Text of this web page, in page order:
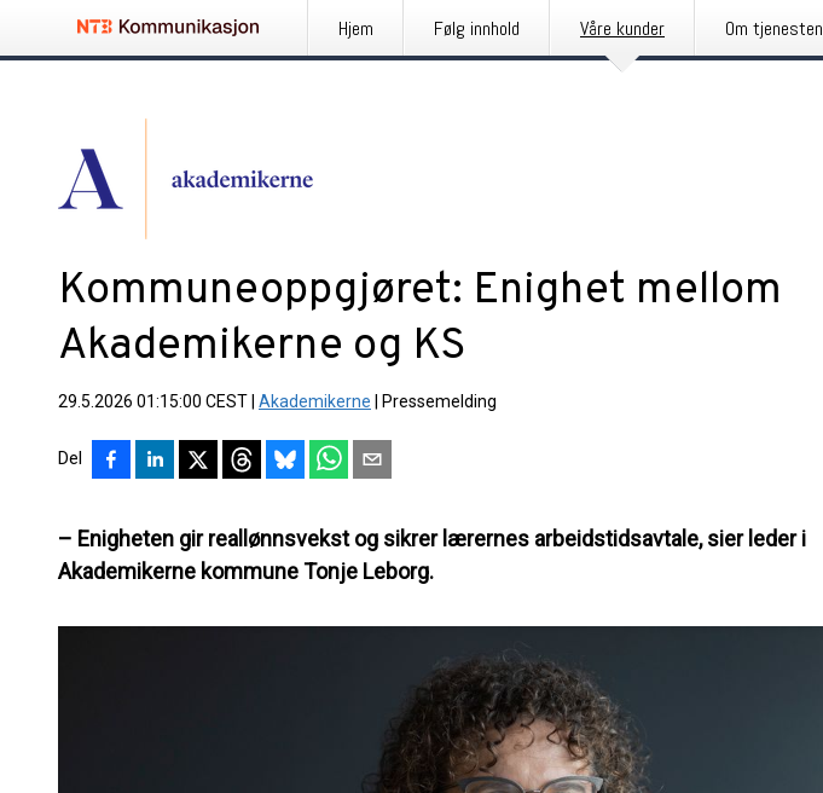
Hjem Følg innhold Våre kunder Om tjenesten
Kommuneoppgjøret: Enighet mellom
Akademikerne og KS
29.5.2026 01:15:00 CEST Akademikerne Pressemelding
Del
– Enigheten gir reallønnsvekst og sikrer lærernes arbeidstidsavtale, sier leder i
Akademikerne kommune Tonje Leborg.